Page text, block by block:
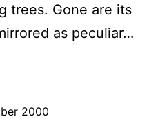
trees. Gone are its
as peculiar…
2000